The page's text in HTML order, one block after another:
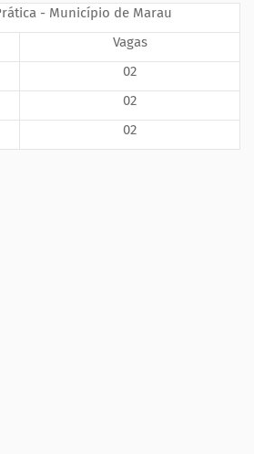
- Município de Marau
Vagas
02
02
02